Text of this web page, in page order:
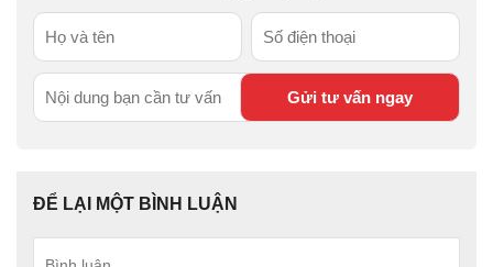
ĐỂ LẠI MỘT BÌNH LUẬN